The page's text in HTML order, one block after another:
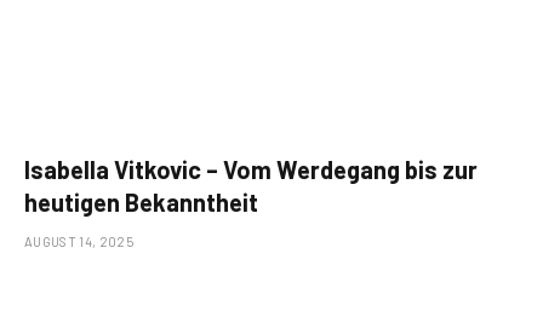
Isabella Vitkovic – Vom Werdegang bis zur
heutigen Bekanntheit
AUGUST 14, 2025